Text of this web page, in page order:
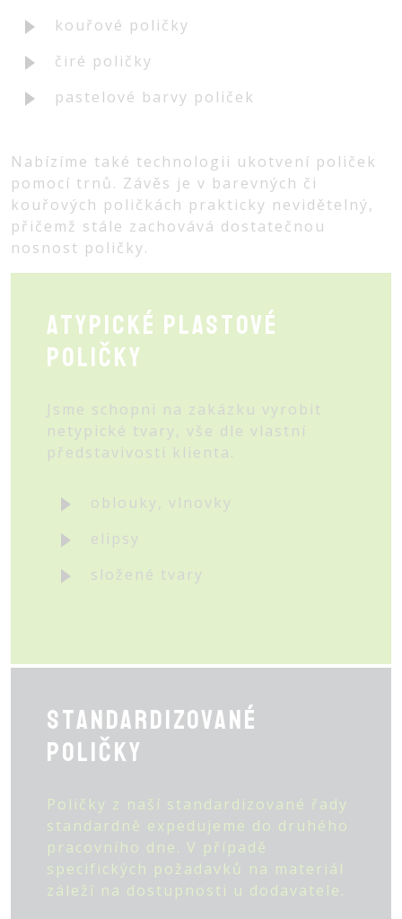
kouřové poličky
čiré poličky
pastelové barvy poliček
Nabízíme také technologii ukotvení poliček
pomocí trnů. Závěs je v barevných či
kouřových poličkách prakticky nevidětelný,
přičemž stále zachovává dostatečnou
nosnost poličky.
Atypické plastové
poličky
Jsme schopni na zakázku vyrobit
netypické tvary, vše dle vlastní
představivosti klienta.
oblouky, vlnovky
elipsy
složené tvary
Standardizované
poličky
Poličky z naší standardizované řady
standardně expedujeme do druhého
pracovního dne. V případě
specifických požadavků na materiál
záleží na dostupnosti u dodavatele.